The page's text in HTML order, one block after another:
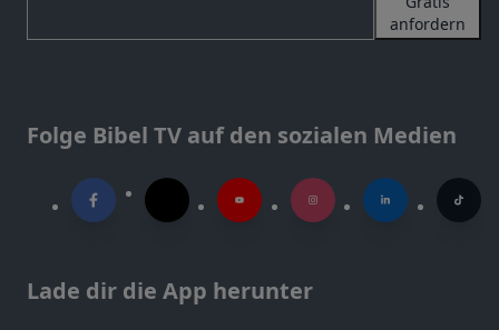
anfordern
Folge Bibel TV auf den sozialen Medien
Lade dir die App herunter